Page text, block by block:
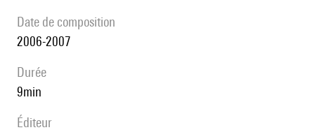
date de composition
2006-2007
durée
9min
éditeur